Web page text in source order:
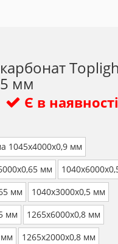
мм
Є в наявності
1045х4000х0,9 мм
мм
мм
1040х3000х0,5 мм
мм
1265х6000х0,8 мм
мм 1265х2000х0,8 мм